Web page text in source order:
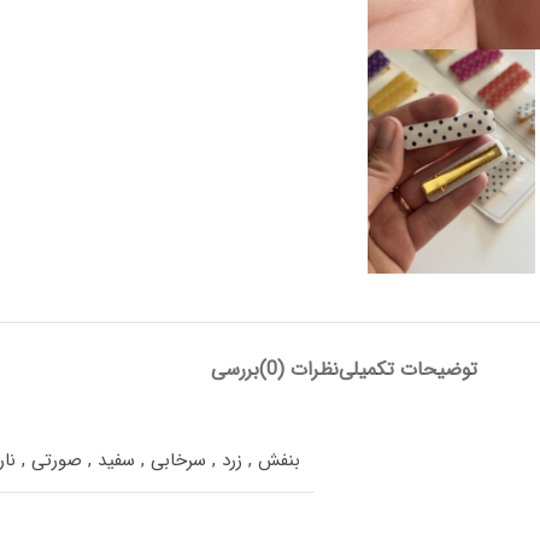
توضیحات تکمیلینظرات (0) بررسی
بنفش , زرد , سرخابی , سفید , صورتی ,